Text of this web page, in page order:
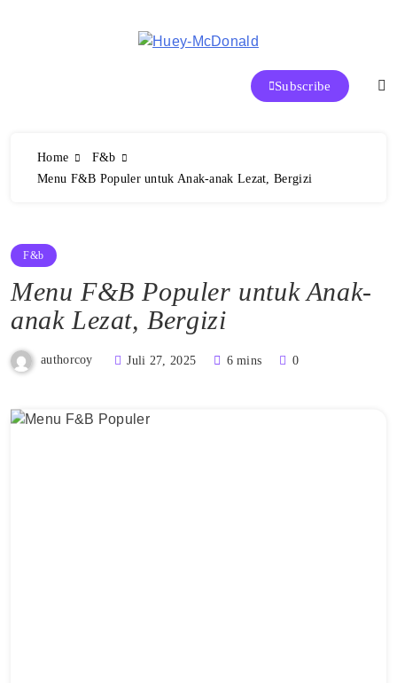
Huey-McDonald Tren Makanan
dan Restoran Terbaik di Indonesia
Subscribe
Home
F&b
Menu F&B Populer untuk Anak-anak Lezat, Bergizi
F&b
Menu F&B Populer untuk Anak-
anak Lezat, Bergizi
authorcoy Juli 27, 2025 6 mins 0